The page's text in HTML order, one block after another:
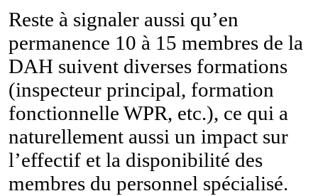
Reste à signaler aussi qu’en
permanence 10 à 15 membres de la
DAH suivent diverses formations
(inspecteur principal, formation
fonctionnelle WPR, etc.), ce qui a
naturellement aussi un impact sur
l’effectif et la disponibilité des
membres du personnel spécialisé.